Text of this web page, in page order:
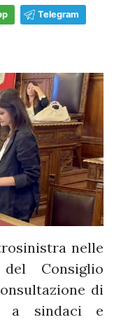
Telegram
nelle
Consiglio
di
a sindaci e